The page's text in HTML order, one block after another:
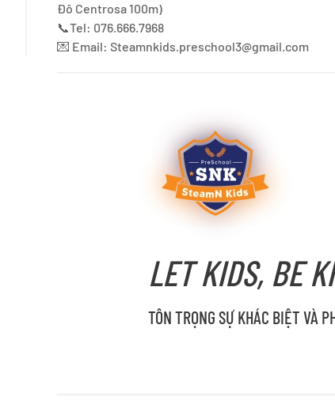
Đô Centrosa 100m)
📞Tel: 076.666.7968
💌 Email:Steamnkids.preschool3@gmail.com
LET KIDS, BE
TÔN TRỌNG SỰ KHÁC BIỆT VÀ